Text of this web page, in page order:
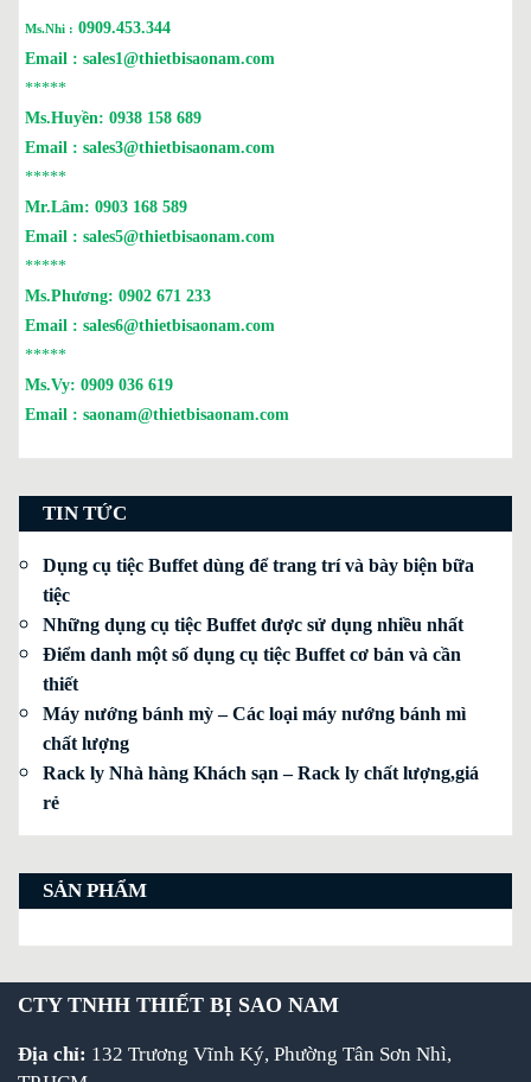
Ms.Nhi : 0909.453.344
Email : sales1@thietbisaonam.com
*****
Ms.Huyền: 0938 158 689
Email : sales3@thietbisaonam.com
*****
Mr.Lâm: 0903 168 589
Email : sales5@thietbisaonam.com
*****
Ms.Phương: 0902 671 233
Email : sales6@thietbisaonam.com
*****
Ms.Vy: 0909 036 619
Email : saonam@thietbisaonam.com
TIN TỨC
Dụng cụ tiệc Buffet dùng để trang trí và bày biện bữa
tiệc
Những dụng cụ tiệc Buffet được sử dụng nhiều nhất
Điểm danh một số dụng cụ tiệc Buffet cơ bản và cần
thiết
Máy nướng bánh mỳ – Các loại máy nướng bánh mì
chất lượng
Rack ly Nhà hàng Khách sạn – Rack ly chất lượng,giá
rẻ
SẢN PHẨM
CTY TNHH THIẾT BỊ SAO NAM
Địa chỉ: 132 Trương Vĩnh Ký, Phường Tân Sơn Nhì,